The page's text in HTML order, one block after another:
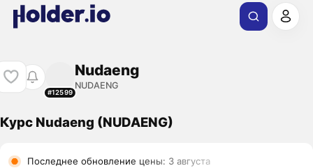
#12599
Nudaeng
NUDAENG
Курс Nudaeng (NUDAENG)
Последнее обновление цены: 3 августа